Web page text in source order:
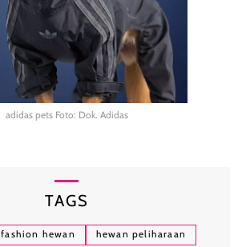
adidas pets Foto: Dok. Adidas
TAGS
fashion hewan hewan peliharaan